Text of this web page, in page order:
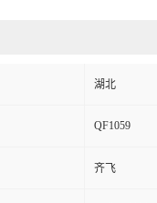
湖北
QF1059
齐飞